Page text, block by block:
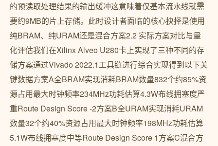
的预读取处理结果的输出缓冲这意味着仅基本流水线就需
要约9MB的片上存储。此时设计者面临的核心抉择是使用
纯BRAM、纯URAM还是混合方案2.2 实际方案对比与量
化评估我们在Xilinx Alveo U280卡上实现了三种不同的存
储方案通过Vivado 2022.1工具链进行综合实现得到以下关
键数据方案A全BRAM实现消耗BRAM数量832个约85%资
源占用最大时钟频率234MHz功耗估算4.3W布线拥塞度严
重Route Design Score -2方案B全URAM实现消耗URAM
数量32个约40%资源占用最大时钟频率198MHz功耗估算
5.1W布线拥塞度中等Route Design Score 1方案C混合方